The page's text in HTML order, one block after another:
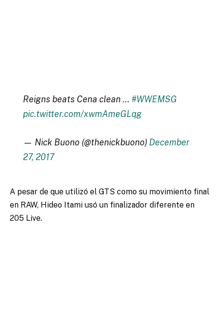
Reigns beats Cena clean … #WWEMSG
pic.twitter.com/xwmAmeGLqg
— Nick Buono (@thenickbuono) December
27, 2017
A pesar de que utilizó el GTS como su movimiento final
en RAW, Hideo Itami usó un finalizador diferente en
205 Live.